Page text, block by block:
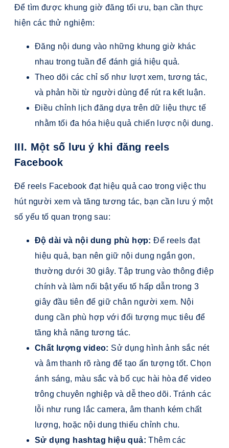
Để tìm được khung giờ đăng tối ưu, bạn cần thực
hiện các thử nghiệm:
Đăng nội dung vào những khung giờ khác
nhau trong tuần để đánh giá hiệu quả.
Theo dõi các chỉ số như lượt xem, tương tác,
và phản hồi từ người dùng để rút ra kết luận.
Điều chỉnh lịch đăng dựa trên dữ liệu thực tế
nhằm tối đa hóa hiệu quả chiến lược nội dung.
III. Một số lưu ý khi đăng reels
Facebook
Để reels Facebook đạt hiệu quả cao trong việc thu
hút người xem và tăng tương tác, bạn cần lưu ý một
số yếu tố quan trọng sau:
Độ dài và nội dung phù hợp:Để reels đạt
hiệu quả, bạn nên giữ nội dung ngắn gọn,
thường dưới 30 giây. Tập trung vào thông điệp
chính và làm nổi bật yếu tố hấp dẫn trong 3
giây đầu tiên để giữ chân người xem. Nội
dung cần phù hợp với đối tượng mục tiêu để
tăng khả năng tương tác.
Chất lượng video: Sử dụng hình ảnh sắc nét
và âm thanh rõ ràng để tạo ấn tượng tốt. Chọn
ánh sáng, màu sắc và bố cục hài hòa để video
trông chuyên nghiệp và dễ theo dõi. Tránh các
lỗi như rung lắc camera, âm thanh kém chất
lượng, hoặc nội dung thiếu chỉnh chu.
Sử dụng hashtag hiệu quả: Thêm các